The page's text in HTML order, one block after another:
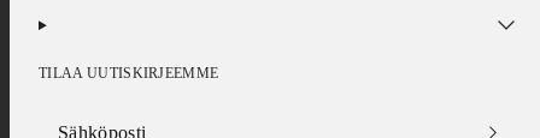
TILAA UUTISKIRJEEMME
Sähköposti